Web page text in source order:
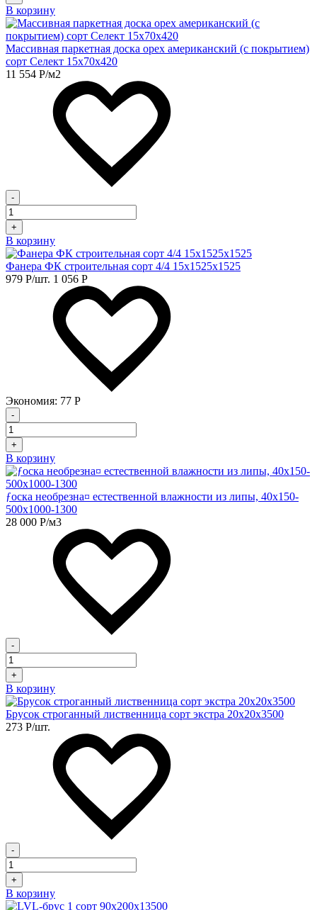
В корзину
Массивная паркетная доска орех американский (с покрытием)
сорт Селект 15х70х420
11 554 Р/м2
-
+
В корзину
Фанера ФК строительная сорт 4/4 15х1525х1525
979 Р/шт. 1 056 Р
Экономия: 77 Р
-
+
В корзину
ƒоска необрезна¤ естественной влажности из липы, 40х150-
500х1000-1300
28 000 Р/м3
-
+
В корзину
Брусок строганный лиственница сорт экстра 20х20х3500
273 Р/шт.
-
+
В корзину